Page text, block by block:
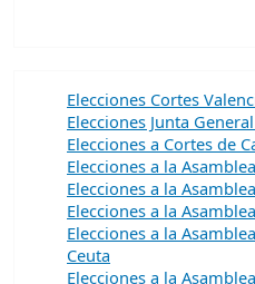
Elecciones Cortes
Elecciones Junta
Elecciones a Cortes de
Elecciones a la
Elecciones a la
Elecciones a la
Elecciones a la
Ceuta
Elecciones a la